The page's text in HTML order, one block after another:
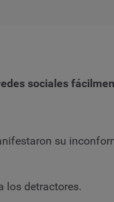
sociales
su
los detractores.